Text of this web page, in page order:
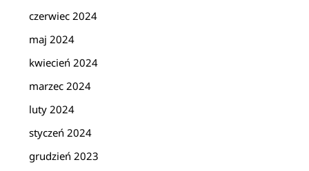
czerwiec 2024
maj 2024
kwiecień 2024
marzec 2024
luty 2024
styczeń 2024
grudzień 2023